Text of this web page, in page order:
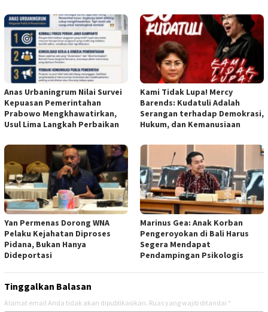
Anas Urbaningrum Nilai Survei
Kepuasan Pemerintahan
Prabowo Mengkhawatirkan,
Usul Lima Langkah Perbaikan
Kami Tidak Lupa! Mercy
Barends: Kudatuli Adalah
Serangan terhadap Demokrasi,
Hukum, dan Kemanusiaan
Yan Permenas Dorong WNA
Pelaku Kejahatan Diproses
Pidana, Bukan Hanya
Dideportasi
Marinus Gea: Anak Korban
Pengeroyokan di Bali Harus
Segera Mendapat
Pendampingan Psikologis
Tinggalkan Balasan
Alamat email Anda tidak akan dipublikasikan. Ruas yang wajib ditandai *